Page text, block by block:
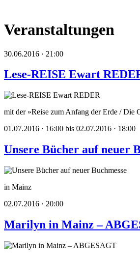
Veranstaltungen
30.06.2016 · 21:00
Lese-REISE Ewart
mit der »Reise zum Anfang der Erde / Die
01.07.2016 · 16:00 bis 02.07.2016 · 18:00
Unsere Bücher auf neuer
in Mainz
02.07.2016 · 20:00
Marilyn in Mainz –